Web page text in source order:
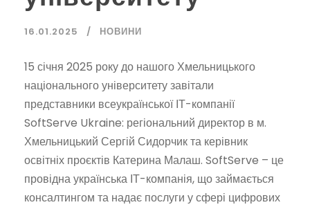
16.01.2025 НОВИНИ
15 січня 2025 року до нашого Хмельницького
національного університету завітали
представники всеукраїнської ІТ-компанії
SoftServe Ukraine: регіональний директор в м.
Хмельницький Сергій Сидорчик та керівник
освітніх проєктів Катерина Малаш. SoftServe – це
провідна українська ІТ-компанія, що займається
консалтингом та надає послуги у сфері цифрових